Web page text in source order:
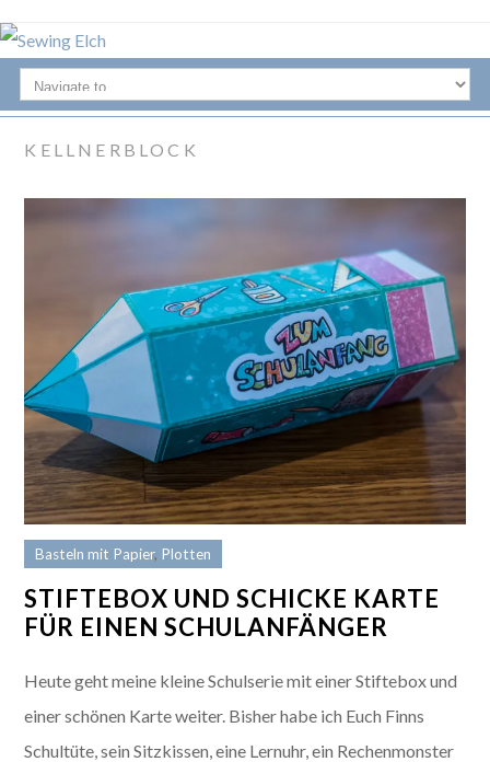
KELLNERBLOCK
Basteln mit Papier, Plotten
STIFTEBOX UND SCHICKE KARTE
FÜR EINEN SCHULANFÄNGER
Heute geht meine kleine Schulserie mit einer Stiftebox und
einer schönen Karte weiter. Bisher habe ich Euch Finns
Schultüte, sein Sitzkissen, eine Lernuhr, ein Rechenmonster